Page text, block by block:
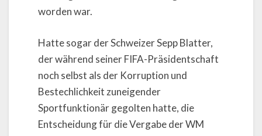
worden war.
Hatte sogar der Schweizer Sepp Blatter,
der während seiner FIFA-Präsidentschaft
noch selbst als der Korruption und
Bestechlichkeit zuneigender
Sportfunktionär gegolten hatte, die
Entscheidung für die Vergabe der WM